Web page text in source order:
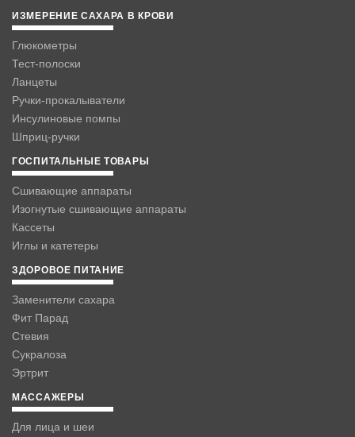
ИЗМЕРЕНИЕ САХАРА В КРОВИ
Глюкометры
Тест-полоски
Ланцеты
Ручки-прокалыватели
Инсулиновые помпы
Шприц-ручки
ГОСПИТАЛЬНЫЕ ТОВАРЫ
Сшивающие аппараты
Изогнутые сшивающие аппараты
Кассеты
Иглы и катетеры
ЗДОРОВОЕ ПИТАНИЕ
Заменители сахара
Фит Парад
Стевия
Сукралоза
Эртрит
МАССАЖЕРЫ
Для лица и шеи